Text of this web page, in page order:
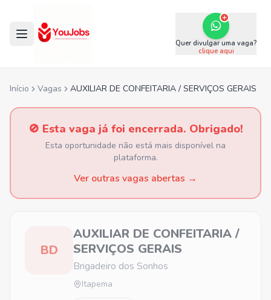
Quer divulgar uma vaga?
clique aqui
Início Vagas AUXILIAR DE CONFEITARIA / SERVIÇOS GERAIS
🚫 Esta vaga já foi encerrada. Obrigado!
Esta oportunidade não está mais disponível na
plataforma.
Ver outras vagas abertas →
BD
AUXILIAR DE CONFEITARIA /
SERVIÇOS GERAIS
Brigadeiro dos Sonhos
Itapema